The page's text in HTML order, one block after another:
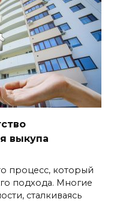
выкупа
процесс, который
подхода. Многие
сталкиваясь